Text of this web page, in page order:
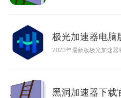
极光加速器电脑
2023年最新版极光加速器
黑洞加速器下载